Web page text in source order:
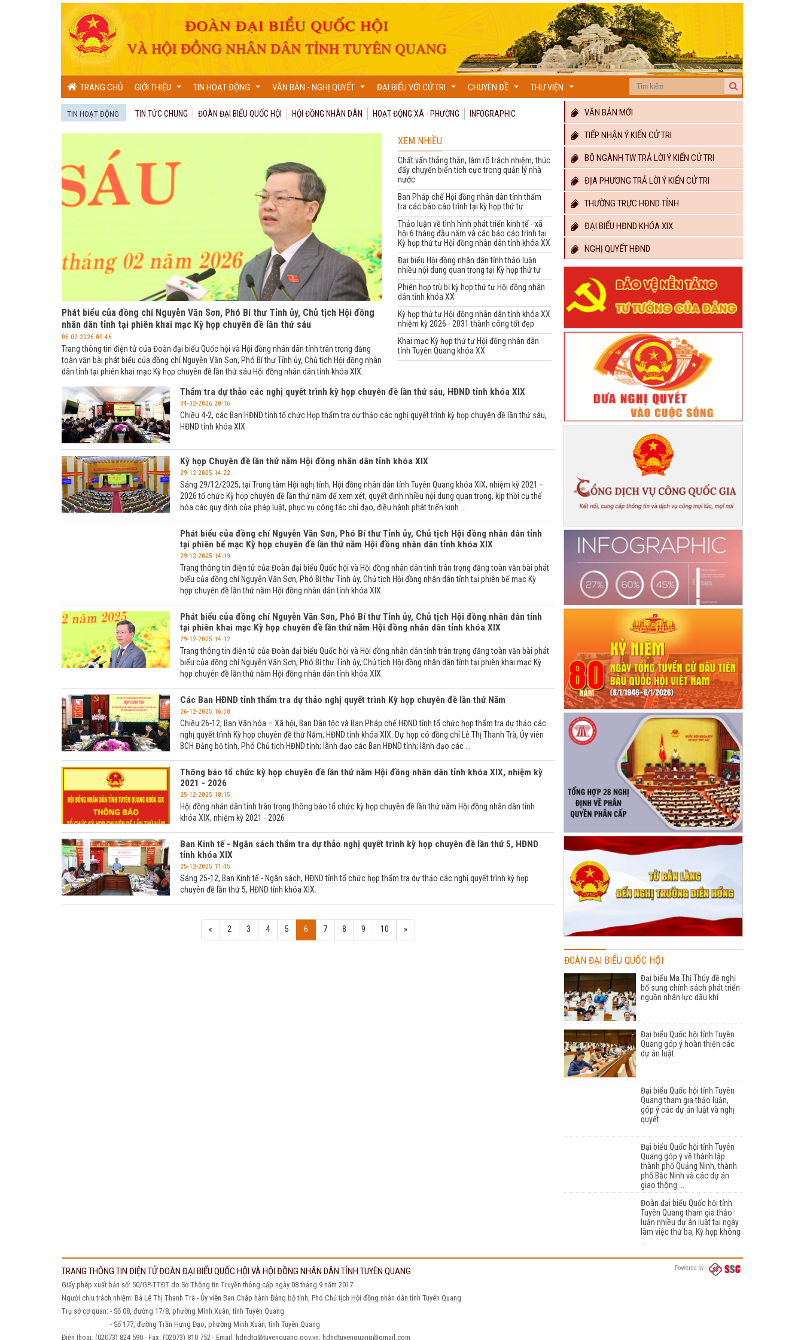
TRANG CHỦ GIỚI THIỆU
...
TIN HOẠT ĐỘNG
...
VĂN BẢN - NGHỊ QUYẾT
...
ĐẠI BIỂU VỚI CỬ TRI
...
CHUYÊN ĐỀ
...
THƯ VIỆN
...
TIN HOẠT ĐỘNG TIN TỨC CHUNG ĐOÀN ĐẠI BIỂU QUỐC HỘI HỘI ĐỒNG NHÂN DÂN HOẠT ĐỘNG XÃ - PHƯỜNG INFOGRAPHIC
Phát biểu của đồng chí Nguyễn Văn Sơn, Phó Bí thư Tỉnh ủy, Chủ tịch Hội đồng
nhân dân tỉnh tại phiên khai mạc Kỳ họp chuyên đề lần thứ sáu
06-02-2026 09:46
Trang thông tin điện tử của Đoàn đại biểu Quốc hội và Hội đồng nhân dân tỉnh trân trọng đăng
toàn văn bài phát biểu của đồng chí Nguyễn Văn Sơn, Phó Bí thư Tỉnh ủy, Chủ tịch Hội đồng nhân
dân tỉnh tại phiên khai mạc Kỳ họp chuyên đề lần thứ sáu Hội đồng nhân dân tỉnh khóa XIX.
XEM NHIỀU
Chất vấn thẳng thắn, làm rõ trách nhiệm, thúc
đẩy chuyển biến tích cực trong quản lý nhà
nước
Ban Pháp chế Hội đồng nhân dân tỉnh thẩm
tra các báo cáo trình tại kỳ họp thứ tư
Thảo luận về tình hình phát triển kinh tế - xã
hội 6 tháng đầu năm và các báo cáo trình tại
Kỳ họp thứ tư Hội đồng nhân dân tỉnh khóa XX
Đại biểu Hội đồng nhân dân tỉnh thảo luận
nhiều nội dung quan trọng tại Kỳ họp thứ tư
Phiên họp trù bị kỳ họp thứ tư Hội đồng nhân
dân tỉnh khóa XX
Kỳ họp thứ tư Hội đồng nhân dân tỉnh khóa XX
nhiệm kỳ 2026 - 2031 thành công tốt đẹp
Khai mạc Kỳ họp thứ tư Hội đồng nhân dân
tỉnh Tuyên Quang khóa XX
Thẩm tra dự thảo các nghị quyết trình kỳ họp chuyên đề lần thứ sáu, HĐND tỉnh khóa XIX
04-02-2026 20:16
Chiều 4-2, các Ban HĐND tỉnh tổ chức Họp thẩm tra dự thảo các nghị quyết trình kỳ họp chuyên đề lần thứ sáu,
HĐND tỉnh khóa XIX.
Kỳ họp Chuyên đề lần thứ năm Hội đồng nhân dân tỉnh khóa XIX
29-12-2025 14:22
Sáng 29/12/2025, tại Trung tâm Hội nghị tỉnh, Hội đồng nhân dân tỉnh Tuyên Quang khóa XIX, nhiệm kỳ 2021 -
2026 tổ chức Kỳ họp chuyên đề lần thứ năm để xem xét, quyết định nhiều nội dung quan trọng, kịp thời cụ thể
hóa các quy định của pháp luật, phục vụ công tác chỉ đạo, điều hành phát triển kinh ...
Phát biểu của đồng chí Nguyễn Văn Sơn, Phó Bí thư Tỉnh ủy, Chủ tịch Hội đồng nhân dân tỉnh
tại phiên bế mạc Kỳ họp chuyên đề lần thứ năm Hội đồng nhân dân tỉnh khóa XIX
29-12-2025 14:19
Trang thông tin điện tử của Đoàn đại biểu Quốc hội và Hội đồng nhân dân tỉnh trân trọng đăng toàn văn bài phát
biểu của đồng chí Nguyễn Văn Sơn, Phó Bí thư Tỉnh ủy, Chủ tịch Hội đồng nhân dân tỉnh tại phiên bế mạc Kỳ
họp chuyên đề lần thứ năm Hội đồng nhân dân tỉnh khóa XIX.
Phát biểu của đồng chí Nguyễn Văn Sơn, Phó Bí thư Tỉnh ủy, Chủ tịch Hội đồng nhân dân tỉnh
tại phiên khai mạc Kỳ họp chuyên đề lần thứ năm Hội đồng nhân dân tỉnh khóa XIX
29-12-2025 14:12
Trang thông tin điện tử của Đoàn đại biểu Quốc hội và Hội đồng nhân dân tỉnh trân trọng đăng toàn văn bài phát
biểu của đồng chí Nguyễn Văn Sơn, Phó Bí thư Tỉnh ủy, Chủ tịch Hội đồng nhân dân tỉnh tại phiên khai mạc Kỳ
họp chuyên đề lần thứ năm Hội đồng nhân dân tỉnh khóa XIX.
Các Ban HĐND tỉnh thẩm tra dự thảo nghị quyết trình Kỳ họp chuyên đề lần thứ Năm
26-12-2025 16:58
Chiều 26-12, Ban Văn hóa – Xã hội, Ban Dân tộc và Ban Pháp chế HĐND tỉnh tổ chức họp thẩm tra dự thảo các
nghị quyết trình Kỳ họp chuyên đề thứ Năm, HĐND tỉnh khóa XIX. Dự họp có đồng chí Lê Thị Thanh Trà, Ủy viên
BCH Đảng bộ tỉnh, Phó Chủ tịch HĐND tỉnh; lãnh đạo các Ban HĐND tỉnh; lãnh đạo các ...
Thông báo tổ chức kỳ họp chuyên đề lần thứ năm Hội đồng nhân dân tỉnh khóa XIX, nhiệm kỳ
2021 - 2026
25-12-2025 18:15
Hội đồng nhân dân tỉnh trân trọng thông báo tổ chức kỳ họp chuyên đề lần thứ năm Hội đồng nhân dân tỉnh
khóa XIX, nhiệm kỳ 2021 - 2026
Ban Kinh tế - Ngân sách thẩm tra dự thảo nghị quyết trình kỳ họp chuyên đề lần thứ 5, HĐND
tỉnh khóa XIX
25-12-2025 11:45
Sáng 25-12, Ban Kinh tế - Ngân sách, HĐND tỉnh tổ chức họp thẩm tra dự thảo các nghị quyết trình kỳ họp
chuyên đề lần thứ 5, HĐND tỉnh khóa XIX.
« 2 3 4 5 6 7 8 9 10 »
VĂN BẢN MỚI
TIẾP NHẬN Ý KIẾN CỬ TRI
BỘ NGÀNH TW TRẢ LỜI Ý KIẾN CỬ TRI
ĐỊA PHƯƠNG TRẢ LỜI Ý KIẾN CỬ TRI
THƯỜNG TRỰC HĐND TỈNH
ĐẠI BIỂU HĐND KHÓA XIX
NGHỊ QUYẾT HĐND
ĐOÀN ĐẠI BIỂU QUỐC HỘI
Đại biểu Ma Thị Thúy đề nghị
bổ sung chính sách phát triển
nguồn nhân lực dầu khí
Đại biểu Quốc hội tỉnh Tuyên
Quang góp ý hoàn thiện các
dự án luật
Đại biểu Quốc hội tỉnh Tuyên
Quang tham gia thảo luận,
góp ý các dự án luật và nghị
quyết
Đại biểu Quốc hội tỉnh Tuyên
Quang góp ý về thành lập
thành phố Quảng Ninh, thành
phố Bắc Ninh và các dự án
giao thông ...
Đoàn đại biểu Quốc hội tỉnh
Tuyên Quang tham gia thảo
luận nhiều dự án luật tại ngày
làm việc thứ ba, Kỳ họp không
...
Powered by
TRANG THÔNG TIN ĐIỆN TỬ ĐOÀN ĐẠI BIỂU QUỐC HỘI VÀ HỘI ĐỒNG NHÂN DÂN TỈNH TUYÊN QUANG
Giấy phép xuất bản số: 50/GP-TTĐT do Sở Thông tin Truyền thông cấp ngày 08 tháng 9 năm 2017
Người chịu trách nhiệm: Bà Lê Thị Thanh Trà - Ủy viên Ban Chấp hành Đảng bộ tỉnh, Phó Chủ tịch Hội đồng nhân dân tỉnh Tuyên Quang
Trụ sở cơ quan: - Số 08, đường 17/8, phường Minh Xuân, tỉnh Tuyên Quang
- Số 177, đường Trần Hưng Đạo, phường Minh Xuân, tỉnh Tuyên Quang
Điện thoại: (02073) 824 590 - Fax: (02073) 810 752 - Email: hdndtq@tuyenquang.gov.vn; hdndtuyenquang@gmail.com